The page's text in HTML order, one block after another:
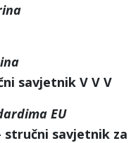
savjetnik V V V
EU
stručni savjetnik